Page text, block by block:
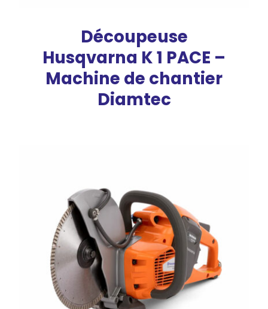
Découpeuse
Husqvarna K 1 PACE –
Machine de chantier
Diamtec